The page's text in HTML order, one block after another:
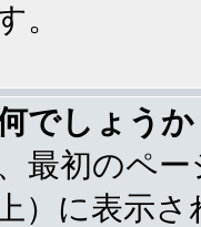
。
でしょうか
最初のペ
）に表示